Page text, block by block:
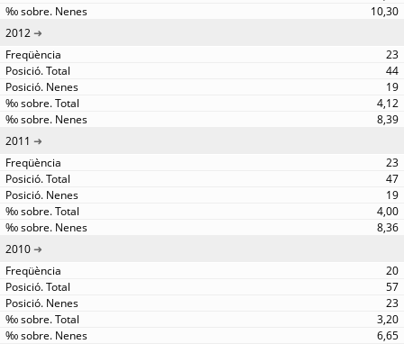
10,30
2012
23
44
19
4,12
8,39
2011
23
47
19
4,00
8,36
2010
20
57
23
3,20
6,65